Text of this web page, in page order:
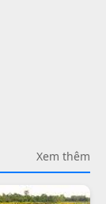
Xem thêm